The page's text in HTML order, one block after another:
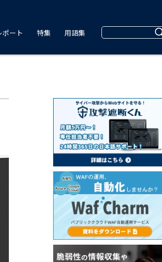
ート 特集 用語集